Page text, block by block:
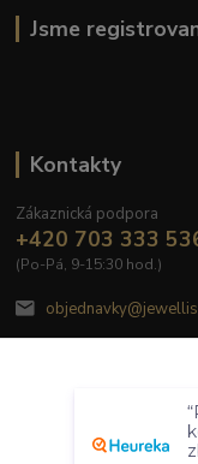
Jsme
Kontakty
Zákaznická podpora
+420 703 333
(Po-Pá, 9-15:30 hod.)